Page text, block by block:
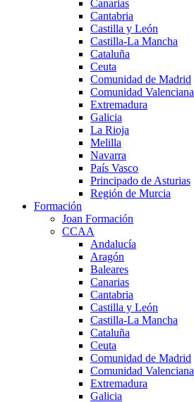
Canarias
Cantabria
Castilla y León
Castilla-La Mancha
Cataluña
Ceuta
Comunidad de Madrid
Comunidad Valenciana
Extremadura
Galicia
La Rioja
Melilla
Navarra
País Vasco
Principado de Asturias
Región de Murcia
Formación
Joan Formación
CCAA
Andalucía
Aragón
Baleares
Canarias
Cantabria
Castilla y León
Castilla-La Mancha
Cataluña
Ceuta
Comunidad de Madrid
Comunidad Valenciana
Extremadura
Galicia